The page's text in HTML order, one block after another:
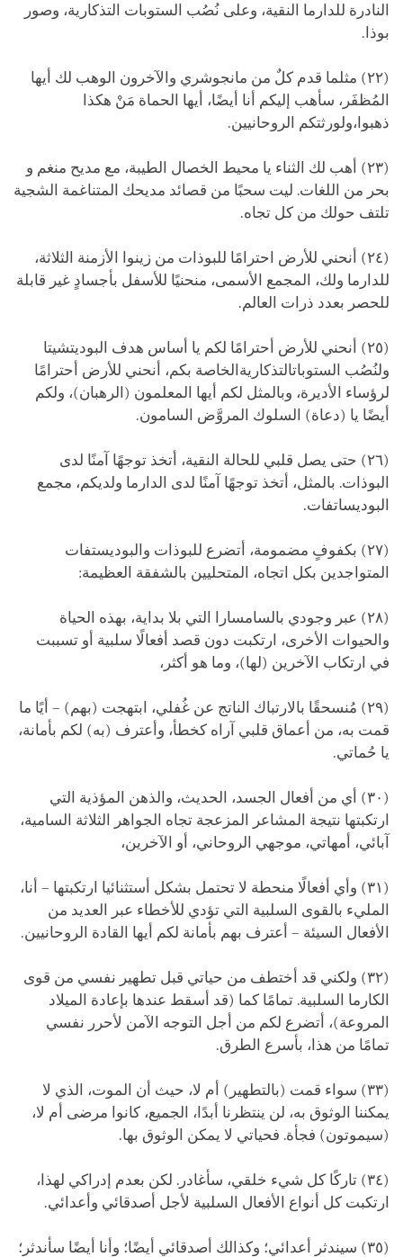
النادرة للدارما النقية، وعلى نُصُب الستوبات التذكارية، وصور
بوذا.
(٢٢) مثلما قدم كلٌ من مانجوشري والآخرون الوهب لك أيها
المُظفَر، سأهب إليكم أنا أيضًا، أيها الحماة مَنْ هكذا
ذهبوا،ولورثتكم الروحانيين.
(٢٣) أهب لك الثناء يا محيط الخصال الطيبة، مع مديح منغم و
بحر من اللغات. ليت سحبًا من قصائد مديحك المتناغمة الشجية
تلتف حولك من كل تجاه.
(٢٤) أنحني للأرض احترامًا للبوذات من زينوا الأزمنة الثلاثة،
للدارما ولك، المجمع الأسمى، منحنيًا للأسفل بأجسادٍ غير قابلة
للحصر بعدد ذرات العالم.
(٢٥) أنحني للأرض أحترامًا لكم يا أساس هدف البوديتشيتا
ولنُصُب الستوباتالتذكاريةالخاصة بكم، أنحني للأرض أحترامًا
لرؤساء الأديرة، وبالمثل لكم أيها المعلمون (الرهبان)، ولكم
أيضًا يا (دعاة) السلوك المروَّض السامون.
(٢٦) حتى يصل قلبي للحالة النقية، أتخذ توجهًا آمنًا لدى
البوذات. بالمثل، أتخذ توجهًا آمنًا لدى الدارما ولديكم، مجمع
البوديساتفات.
(٢٧) بكفوفٍ مضمومة، أتضرع للبوذات والبوديستفات
المتواجدين بكل اتجاه، المتحليين بالشفقة العظيمة:
(٢٨) عبر وجودي بالسامسارا التي بلا بداية، بهذه الحياة
والحيوات الأخرى، ارتكبت دون قصد أفعالًا سلبية أو تسببت
في ارتكاب الآخرين (لها)، وما هو أكثر،
(٢٩) مُنسحقًا بالارتباك الناتج عن غُفلي، ابتهجت (بهم) – أيًا ما
قمت به، من أعماق قلبي آراه كخطأ، وأعترف (به) لكم بأمانة،
يا حُماتي.
(٣٠) أي من أفعال الجسد، الحديث، والذهن المؤذية التي
ارتكبتها نتيجة المشاعر المزعجة تجاه الجواهر الثلاثة السامية،
آبائي، أمهاتي، موجهي الروحاني، أو الآخرين،
(٣١) وأي أفعالًا منحطة لا تحتمل بشكل أستثنائيا ارتكبتها – أنا،
المليء بالقوى السلبية التي تؤدي للأخطاء عبر العديد من
الأفعال السيئة – أعترف بهم بأمانة لكم أيها القادة الروحانيين.
(٣٢) ولكني قد أختطف من حياتي قبل تطهير نفسي من قوى
الكارما السلبية. تمامًا كما (قد أسقط عندها بإعادة الميلاد
المروعة)، أتضرع لكم من أجل التوجه الآمن لأحرر نفسي
تمامًا من هذا، بأسرع الطرق.
(٣٣) سواء قمت (بالتطهير) أم لا، حيث أن الموت، الذي لا
يمكننا الوثوق به، لن ينتظرنا أبدًا، الجميع، كانوا مرضى أم لا،
(سيموتون) فجأة. فحياتي لا يمكن الوثوق بها.
(٣٤) تاركًا كل شيء خلقي، سأغادر. لكن بعدم إدراكي لهذا،
ارتكبت كل أنواع الأفعال السلبية لأجل أصدقائي وأعدائي.
(٣٥) سيندثر أعدائي؛ وكذالك أصدقائي أيضًا؛ وأنا أيضًا سأندثر؛